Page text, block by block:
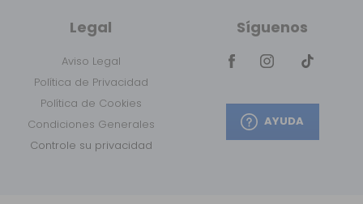
Legal
Aviso Legal
Política de Privacidad
Política de Cookies
Condiciones Generales
Controle su privacidad
Síguenos
AYUDA